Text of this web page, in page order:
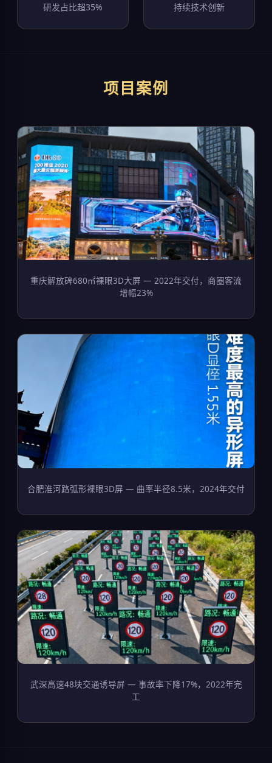
研发占比超35% 持续技术创新
项目案例
重庆解放碑680㎡裸眼3D大屏 — 2022年交付，商圈客流
增幅23%
合肥淮河路弧形裸眼3D屏 — 曲率半径8.5米，2024年交付
武深高速48块交通诱导屏 — 事故率下降17%，2022年完
工